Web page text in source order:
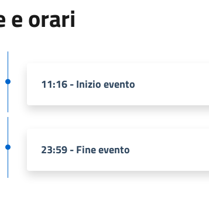
e orari
11:16 - Inizio evento
23:59 - Fine evento